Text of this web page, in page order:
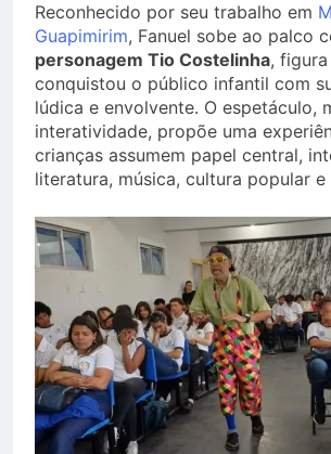
Reconhecido por seu trabalho em
Guapimirim, Fanuel sobe ao palco
personagem Tio Costelinha,
conquistou o público infantil com
lúdica e envolvente. O espetáculo,
interatividade, propõe uma
crianças assumem papel central,
literatura, música, cultura popular e